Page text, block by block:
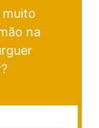
muito
na